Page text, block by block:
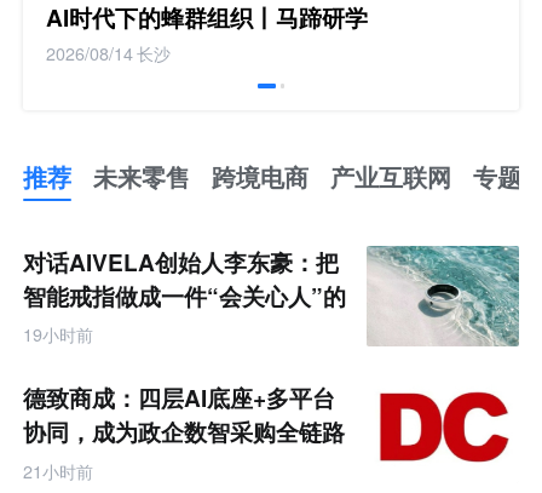
AI时代下的蜂群组织丨马蹄研学
2026/08/14长沙
推荐 未来零售 跨境电商 产业互联网 专题
来
零
售
跨
境
商
产
业
互
联
网
对话AIVELA创始人李东豪：把
智能戒指做成一件“会关心人”的
饰品
19小时前
德致商成：四层AI底座+多平台
协同，成为政企数智采购全链路
服务商
21小时前